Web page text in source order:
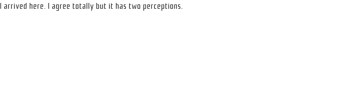
arrived here. I agree totally but it has two perceptions.